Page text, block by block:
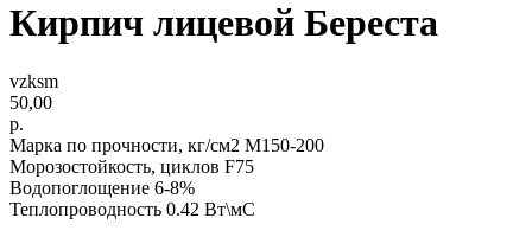
Кирпич лицевой Береста
vzksm
50,00
р.
Марка по прочности, кг/см2 М150-200
Морозостойкость, циклов F75
Водопоглощение 6-8%
Теплопроводность 0.42 Вт\мС